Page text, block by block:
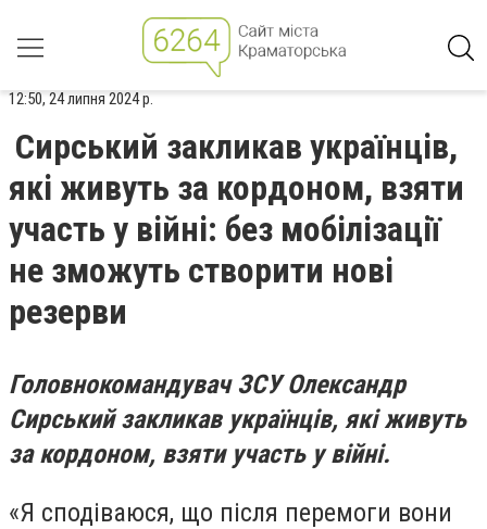
12:50, 24 липня 2024 р.
Сирський закликав українців,
які живуть за кордоном, взяти
участь у війні: без мобілізації
не зможуть створити нові
резерви
Головнокомандувач ЗСУ Олександр
Сирський закликав українців, які живуть
за кордоном, взяти участь у війні.
«Я сподіваюся, що після перемоги вони